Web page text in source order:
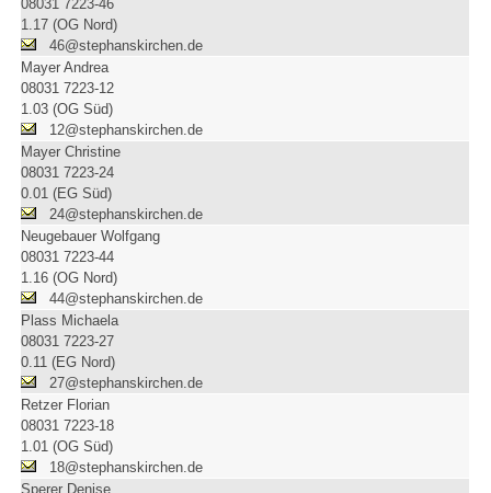
08031 7223-46
1.17 (OG Nord)
46@stephanskirchen.de
Mayer Andrea
08031 7223-12
1.03 (OG Süd)
12@stephanskirchen.de
Mayer Christine
08031 7223-24
0.01 (EG Süd)
24@stephanskirchen.de
Neugebauer Wolfgang
08031 7223-44
1.16 (OG Nord)
44@stephanskirchen.de
Plass Michaela
08031 7223-27
0.11 (EG Nord)
27@stephanskirchen.de
Retzer Florian
08031 7223-18
1.01 (OG Süd)
18@stephanskirchen.de
Sperer Denise